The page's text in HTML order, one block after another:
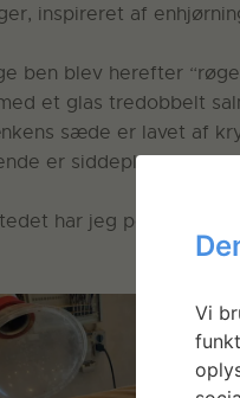
inspireret af
ben blev herefter
et glas tredobbelt
sæde er lavet af
er siddepladen
har jeg polstret
Vi